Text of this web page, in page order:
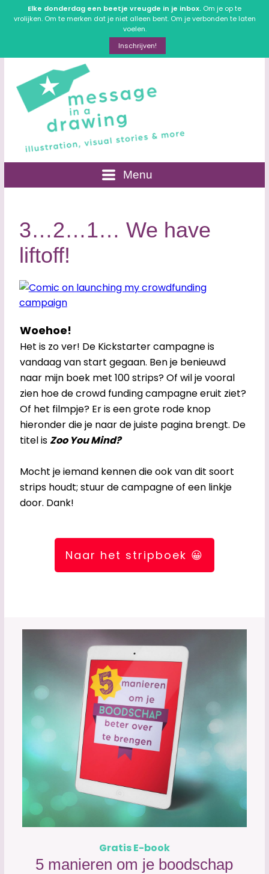
Elke donderdag een beetje vreugde in je inbox. Om je op te
vrolijken. Om te merken dat je niet alleen bent. Om je verbonden te laten
voelen.
Inschrijven!
Menu
3…2…1… We have
liftoff!
Woehoe!
Het is zo ver! De Kickstarter campagne is
vandaag van start gegaan. Ben je benieuwd
naar mijn boek met 100 strips? Of wil je vooral
zien hoe de crowd funding campagne eruit ziet?
Of het filmpje? Er is een grote rode knop
hieronder die je naar de juiste pagina brengt. De
titel is Zoo You Mind?
Mocht je iemand kennen die ook van dit soort
strips houdt; stuur de campagne of een linkje
door. Dank!
Naar het stripboek 😀
Gratis E-book
5 manieren om je boodschap